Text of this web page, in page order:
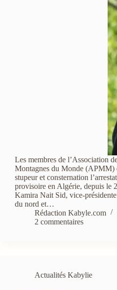
Les membres de l’Association
Montagnes du Monde (APMM)
stupeur et consternation
provisoire en Algérie, depuis le
Kamira Nait Sid, vice-
du nord et…
Rédaction Kabyle.com
2 commentaires
Actualités Kabylie